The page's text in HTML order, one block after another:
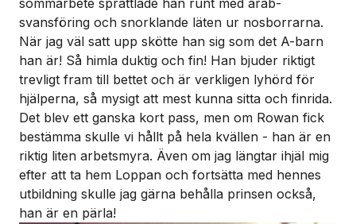
sommarbete sprattlade han runt med arab-
svansföring och snorklande läten ur nosborrarna.
När jag väl satt upp skötte han sig som det A-barn
han är! Så himla duktig och fin! Han bjuder riktigt
trevligt fram till bettet och är verkligen lyhörd för
hjälperna, så mysigt att mest kunna sitta och finrida.
Det blev ett ganska kort pass, men om Rowan fick
bestämma skulle vi hållt på hela kvällen - han är en
riktig liten arbetsmyra. Även om jag längtar ihjäl mig
efter att ta hem Loppan och fortsätta med hennes
utbildning skulle jag gärna behålla prinsen också,
han är en pärla!